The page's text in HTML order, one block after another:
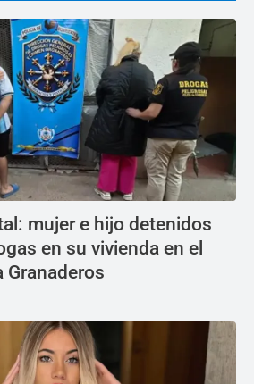
mujer e hijo detenidos
en su vivienda en el
Granaderos